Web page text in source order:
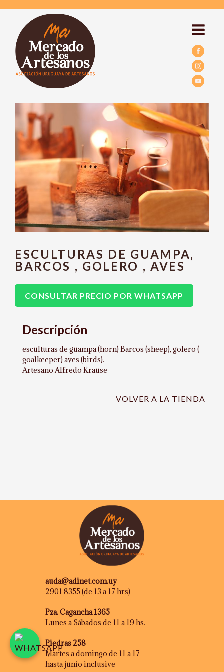
ESCULTURAS DE GUAMPA,
BARCOS , GOLERO , AVES
CONSULTAR PRECIO POR WHATSAPP
Descripción
esculturas de guampa (horn) Barcos (sheep), golero (
goalkeeper) aves (birds).
Artesano Alfredo Krause
VOLVER A LA TIENDA
auda@adinet.com.uy
2901 8355 (de 13 a 17 hrs)
Pza. Cagancha 1365
Lunes a Sábados de 11 a 19 hs.
Piedras 258
Martes a domingo de 11 a 17
hasta junio inclusive